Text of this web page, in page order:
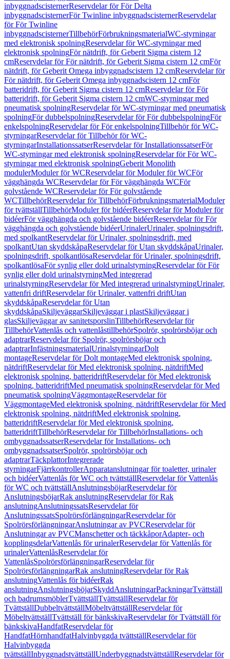
inbyggnadscisternerReservdelar för För Delta
inbyggnadscisternerFör Twinline inbyggnadscisternerReservdelar
för För Twinline
inbyggnadscisternerTillbehörFörbrukningsmaterialWC-styrningar
med elektronisk spolningReservdelar för WC-styrningar med
elektronisk spolningFör nätdrift, för Geberit Sigma cistern 12
cmReservdelar för För nätdrift, för Geberit Sigma cistern 12 cmFör
nätdrift, för Geberit Omega inbyggnadscistern 12 cmReservdelar för
För nätdrift, för Geberit Omega inbyggnadscistern 12 cmFör
batteridrift, för Geberit Sigma cistern 12 cmReservdelar för För
batteridrift, för Geberit Sigma cistern 12 cmWC-styrningar med
pneumatisk spolningReservdelar för WC-styrningar med pneumatisk
spolningFör dubbelspolningReservdelar för För dubbelspolningFör
enkelspolningReservdelar för För enkelspolningTillbehör för WC-
styrningarReservdelar för Tillbehör för WC-
styrningarInstallationssatserReservdelar för InstallationssatserFör
WC-styrningar med elektronisk spolningReservdelar för För WC-
styrningar med elektronisk spolningGeberit Monolith
modulerModuler för WCReservdelar för Moduler för WCFör
vägghängda WCReservdelar för För vägghängda WCFör
golvstående WCReservdelar för För golvstående
WCTillbehörReservdelar för TillbehörFörbrukningsmaterialModuler
för tvättställTillbehörModuler för bidéerReservdelar för Moduler för
bidéerFör vägghängda och golvstående bidéerReservdelar för För
vägghängda och golvstående bidéerUrinalerUrinaler, spolningsdrift,
med spolkantReservdelar för Urinaler, spolningsdrift, med
spolkantUtan skyddskåpaReservdelar för Utan skyddskåpaUrinaler,
spolningsdrift, spolkantlösaReservdelar för Urinaler, spolningsdrift,
spolkantlösaFör synlig eller dold urinalstyrningReservdelar för För
synlig eller dold urinalstyrningMed integrerad
urinalstyrningReservdelar för Med integrerad urinalstyrningUrinaler,
vattenfri driftReservdelar för Urinaler, vattenfri driftUtan
skyddskåpaReservdelar för Utan
skyddskåpaSkiljeväggarSkiljeväggar i plastSkiljeväggar i
glasSkiljeväggar av sanitetsporslinTillbehörReservdelar för
TillbehörVattenlås och vattenlåstillbehörSpolrör, spolrörsböjar och
adaptrarReservdelar för Spolrör, spolrörsböjar och
adaptrarInfästningsmaterialUrinalstyrningarDolt
montageReservdelar för Dolt montageMed elektronisk spolning,
nätdriftReservdelar för Med elektronisk spolning, nätdriftMed
elektronisk spolning, batteridriftReservdelar för Med elektronisk
spolning, batteridriftMed pneumatisk spolningReservdelar för Med
pneumatisk spolningVäggmontageReservdelar för
VäggmontageMed elektronisk spolning, nätdriftReservdelar för Med
elektronisk spolning, nätdriftMed elektronisk spolning,
batteridriftReservdelar för Med elektronisk spolning,
batteridriftTillbehörReservdelar för TillbehörInstallations- och
ombyggnadssatserReservdelar för Installations- och
ombyggnadssatserSpolrör, spolrörsböjar och
adaptrarTäckplattorIntegrerade
styrningarFjärrkontrollerApparatanslutningar för toaletter, urinaler
och bidéerVattenlås för WC och tvättställReservdelar för Vattenlås
för WC och tvättställAnslutningsböjarReservdelar för
AnslutningsböjarRak anslutningReservdelar för Rak
anslutningAnslutningssatsReservdelar för
AnslutningssatsSpolrörsförlängningarReservdelar för
SpolrörsförlängningarAnslutningar av PVCReservdelar för
Anslutningar av PVCManschetter och täckkåporAdapter- och
kopplingsdelarVattenlås för urinalerReservdelar för Vattenlås för
urinalerVattenlåsReservdelar för
VattenlåsSpolrörsförlängningarReservdelar för
SpolrörsförlängningarRak anslutningReservdelar för Rak
anslutningVattenlås för bidéerRak
anslutningAnslutningsböjarSkyddAnslutningarPackningarTvättställ
och badrumsmöblerTvättställTvättställReservdelar för
TvättställDubbeltvättställMöbeltvättställReservdelar för
MöbeltvättställTvättställ för bänkskivaReservdelar för Tvättställ för
bänkskivaHandfatReservdelar för
HandfatHörnhandfatHalvinbyggda tvättställReservdelar för
Halvinbyggda
tvättställInbyggnadstvättställUnderbyggnadstvättställReservdelar för